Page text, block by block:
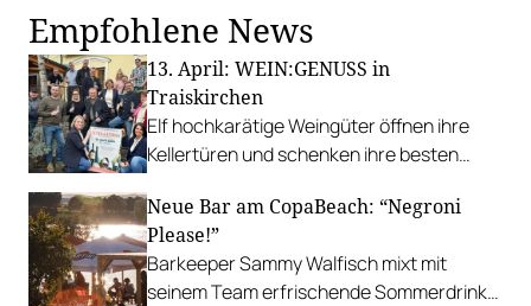
Empfohlene News
13. April: WEIN:GENUSS in
Traiskirchen
Elf hochkarätige Weingüter öffnen ihre
Kellertüren und schenken ihre besten
dürfen nicht fehlen.
Neue Bar am CopaBeach: “Negroni
Please!”
Barkeeper Sammy Walfisch mixt mit
seinem Team erfrischende Sommerdrinks